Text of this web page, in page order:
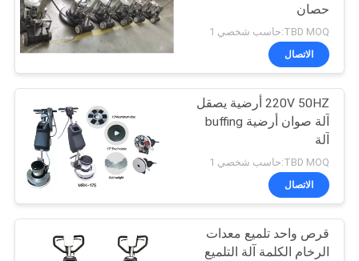
حصان
TBD MOQ:حاسب شخصي 1
الاتصال
220V 50HZ أرضية يصقل
آلة صوان أرضية buffing
آلة
TBD MOQ:حاسب شخصي 1
الاتصال
قرص واحد تلميع معدات
الرخام الكلمة آلة التلميع